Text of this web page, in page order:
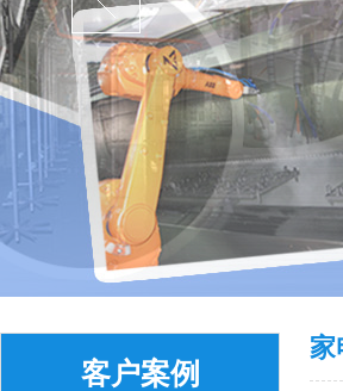
客户案例
家